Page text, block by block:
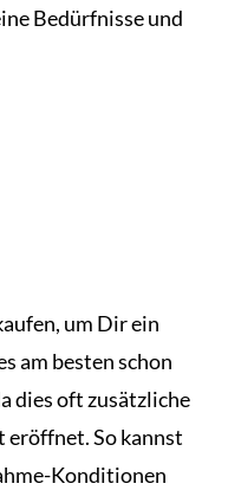
Bedürfnisse und
um Dir ein
am besten schon
dies oft zusätzliche
eröffnet. So kannst
Konditionen